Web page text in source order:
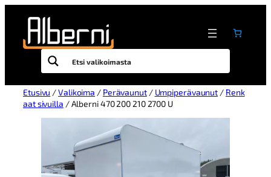
Etusivu /Valikoima / Perävaunut/ Umpiperävaunut / Renk
aat sivuilla / Alberni 470 200 210 2700 U